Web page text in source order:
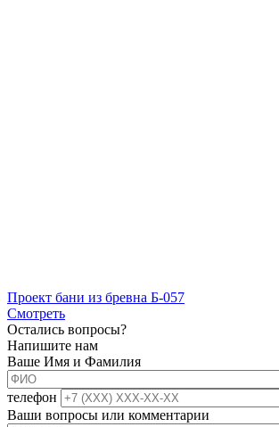
Проект бани из бревна Б-057
Смотреть
Остались вопросы?
Напишите нам
Ваше Имя и Фамилия
телефон
Ваши вопросы или комментарии